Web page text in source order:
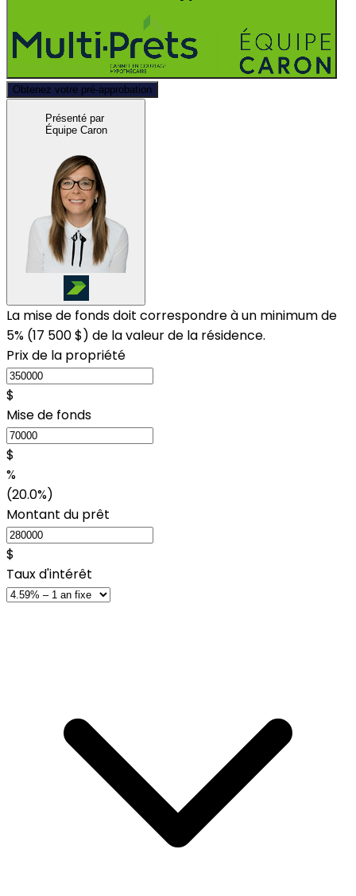
Obtenez votre pré-approbation
Présenté par
Équipe Caron
La mise de fonds doit correspondre à un minimum de
5% (17 500 $) de la valeur de la résidence.
Prix de la propriété
$
Mise de fonds
$
%
(20.0%)
Montant du prêt
$
Taux d'intérêt